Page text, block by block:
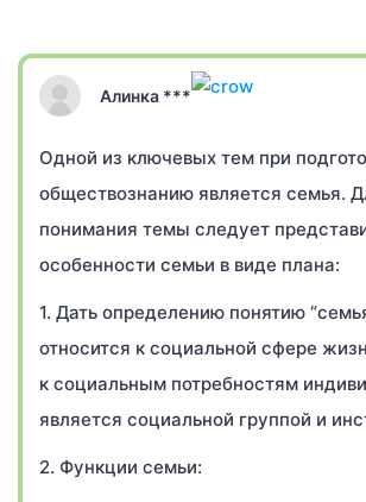
Алинка ***
Одной из ключевых тем при
обществознанию является семья.
понимания темы следует
особенности семьи в виде плана:
1. Дать определению понятию
относится к социальной сфере
к социальным потребностям
является социальной группой и
2. Функции семьи: